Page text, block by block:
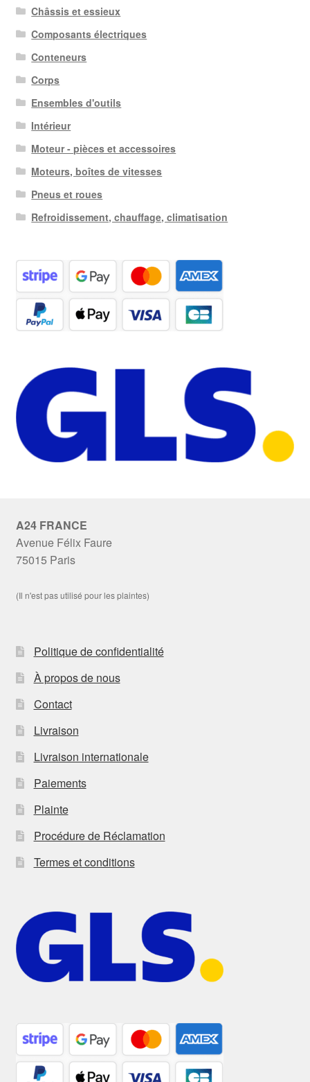
Châssis et essieux
Composants électriques
Conteneurs
Corps
Ensembles d'outils
Intérieur
Moteur - pièces et accessoires
Moteurs, boîtes de vitesses
Pneus et roues
Refroidissement, chauffage, climatisation
A24 FRANCE
Avenue Félix Faure
75015 Paris
(Il n'est pas utilisé pour les plaintes)
Politique de confidentialité
À propos de nous
Contact
Livraison
Livraison internationale
Paiements
Plainte
Procédure de Réclamation
Termes et conditions